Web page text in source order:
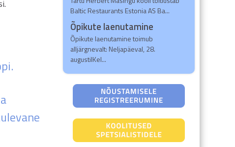
Baltic Restaurants Estonia AS Ba...
Õpikute laenutamine
Õpikute laenutamine toimub
alljärgnevalt: Neljapäeval, 28.
augustilKel...